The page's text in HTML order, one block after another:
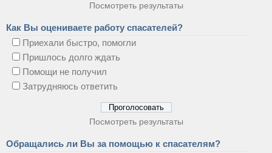
Посмотреть результаты
Как Вы оцениваете работу спасателей?
Приехали быстро, помогли
Пришлось долго ждать
Помощи не получил
Затрудняюсь ответить
Посмотреть результаты
Обращались ли Вы за помощью к спасателям?